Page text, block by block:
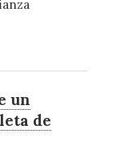
un
de